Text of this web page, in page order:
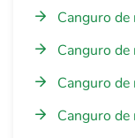
Canguro
Canguro de
Canguro
Canguro